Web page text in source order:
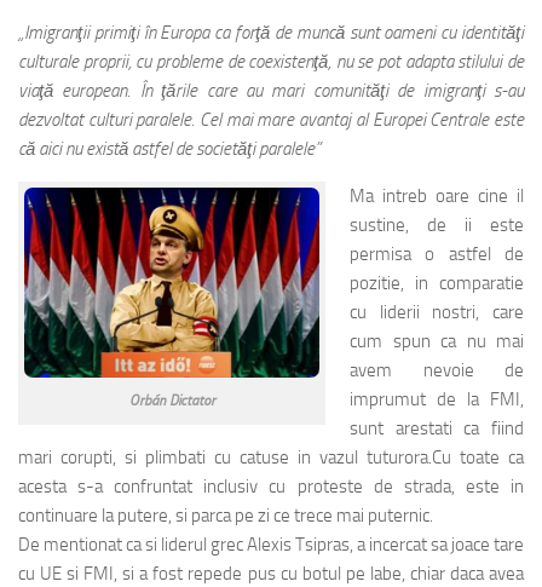
„Imigranţii primiţi în Europa ca forţă de muncă sunt oameni cu identităţi
culturale proprii, cu probleme de coexistenţă, nu se pot adapta stilului de
viaţă european. În ţările care au mari comunităţi de imigranţi s-au
dezvoltat culturi paralele. Cel mai mare avantaj al Europei Centrale este
că aici nu există astfel de societăţi paralele”
Orbán Dictator
Ma intreb oare cine il
sustine, de ii este
permisa o astfel de
pozitie, in comparatie
cu liderii nostri, care
cum spun ca nu mai
avem nevoie de
imprumut de la FMI,
sunt arestati ca fiind
mari corupti, si plimbati cu catuse in vazul tuturora.Cu toate ca
acesta s-a confruntat inclusiv cu proteste de strada, este in
continuare la putere, si parca pe zi ce trece mai puternic.
De mentionat ca si liderul grec Alexis Tsipras, a incercat sa joace tare
cu UE si FMI, si a fost repede pus cu botul pe labe, chiar daca avea